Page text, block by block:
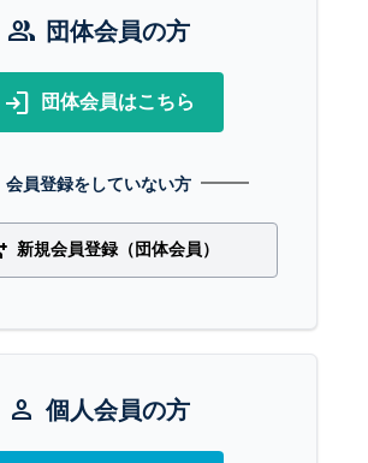
group 団体会員の方
login 団体会員はこちら
会員登録をしていない方
新規会員登録（団体会員）
person 個人会員の方